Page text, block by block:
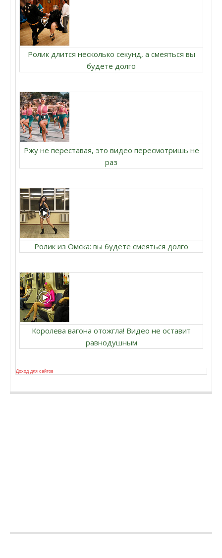
Ролик длится несколько секунд, а смеяться вы
будете долго
Ржу не переставая, это видео пересмотришь не
раз
Ролик из Омска: вы будете смеяться долго
Королева вагона отожгла! Видео не оставит
равнодушным
Доход для сайтов